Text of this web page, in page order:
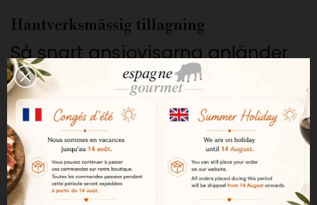
Hantverksmässig tillagning
Så snart ansjovisarna anländer
till Nardín bereds de helt för
hand av erfarna hantverkare
under överinseende av
konserveringsmästare.
En delikat naturlig rökning